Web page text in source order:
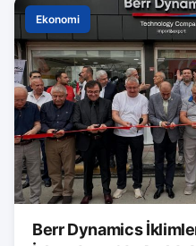
Ekonomi
Berr Dynamics